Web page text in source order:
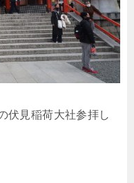
伏見稲荷大社参拝し